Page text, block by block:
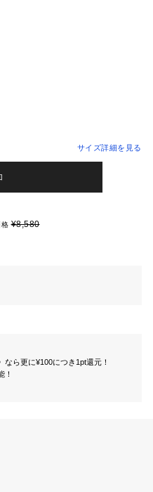
サイズ詳細を見る
格¥8,580
ら更に¥100につき1pt還元！
！